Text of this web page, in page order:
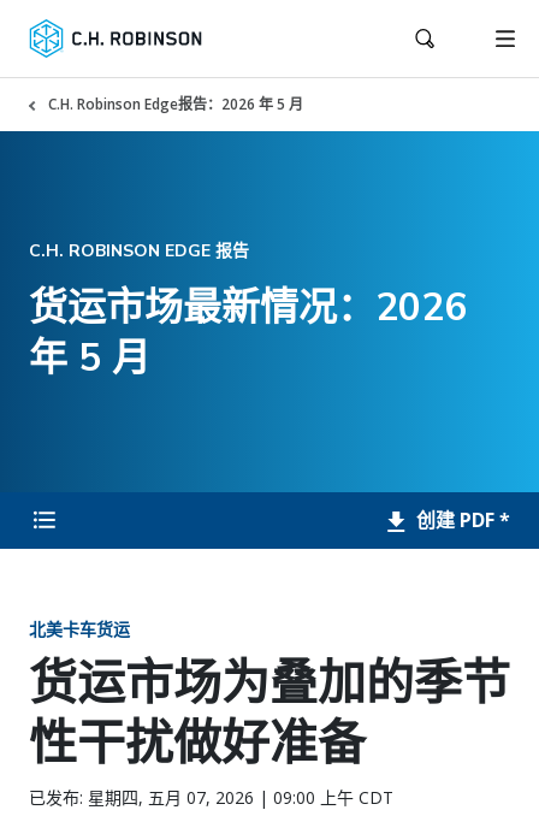
C.H. Robinson Edge报告：2026 年 5 月
C.H. ROBINSON EDGE 报告
货运市场最新情况：2026
年 5 月
创建 PDF *
北美卡车货运
货运市场为叠加的季节
性干扰做好准备
已发布: 星期四, 五月 07, 2026 | 09:00 上午 CDT